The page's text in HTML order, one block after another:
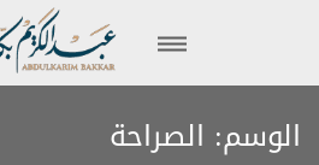
الوسم: الصراحة